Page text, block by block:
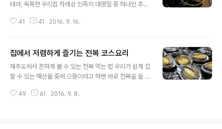
테라, 독특한 우리집 차례상 민족의 대명절 중 하나인 추석
만에 오붓한 시간 갖고 계시겠지요. 물론 맛있는 음식도 많
터 이어져 내려온 풍습에 익숙해져 당연시 하고, 우리나라
어디를 가더라도 다 그런 줄 알고 살아 왔지만 언제부터인
가 다른 지방의 상차림을 보고나서는 제주도의 차례상 차
론 이러한 지역적인 특색은 비단 제주도 뿐만은 아니지요.
41 41 2016. 9. 16.
집에서 저렴하게 즐기는 전복 코스요리
제주도에서 흔하게 볼 수 있는 전복 먹는 법 우리가 쉽게 접
할 수 있는 해산물 중에 으뜸이라고 하면 바로 전복을 들 수
있는데요, 시기를 잘 맞추면 싸고 맛있는 전복을 어렵지 않
49 61 2016. 9. 8.